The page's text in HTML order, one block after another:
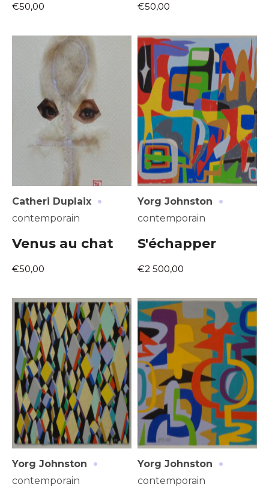
J'accepte lestermes et conditions
* Champ obligatoire
€50,00 €50,00
Catheri Duplaix ·
contemporain
Venus au chat
€50,00
Yorg Johnston ·
contemporain
S'échapper
€2 500,00
Yorg Johnston ·
contemporain
Yorg Johnston ·
contemporain